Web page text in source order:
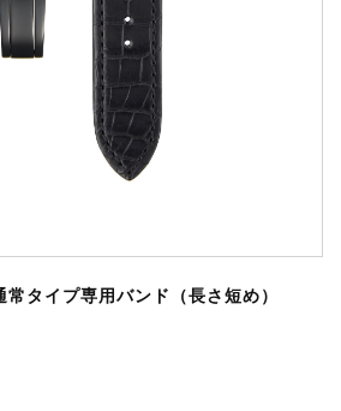
タイプ専用バンド（長さ短め）